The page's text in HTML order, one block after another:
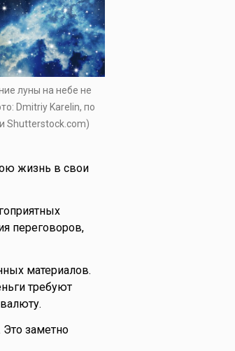
луны на небе не
Dmitriy Karelin, по
Shutterstock.com)
жизнь в свои
переговоров,
материалов.
требуют
заметно